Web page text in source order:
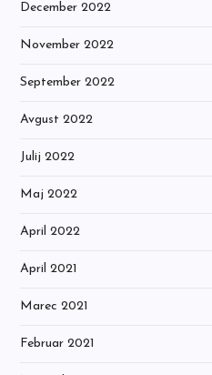
December 2022
November 2022
September 2022
Avgust 2022
Julij 2022
Maj 2022
April 2022
April 2021
Marec 2021
Februar 2021